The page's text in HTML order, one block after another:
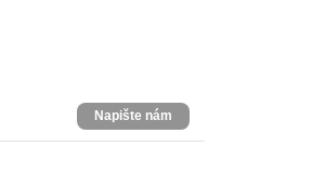
Napište nám